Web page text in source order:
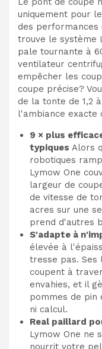
uniquement pour
des performances
trouve le système
pale tournante à
ventilateur
empêcher les
coupe précise?
de la tonte de 1,2
l'ambiance exacte
9 × plus
typiques Alors
robotiques
Lymow One
largeur de
de vitesse de
acres sur une
prend d'autres
S'adapte à
élevée à
tresse pas.
coupent à
envahies, et il
pommes de pin
ni calcul.
Real paillard
Lymow One ne
nourrit votre